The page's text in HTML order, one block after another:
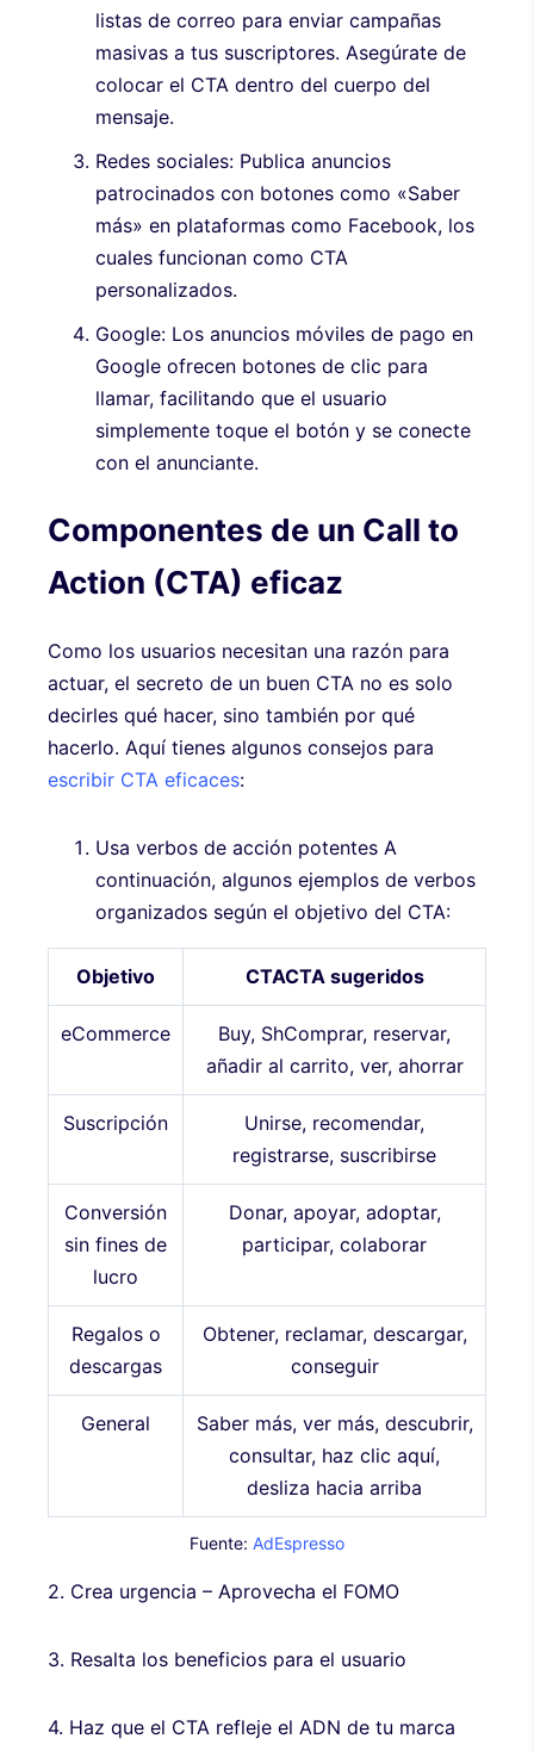
listas de correo para enviar campañas
masivas a tus suscriptores. Asegúrate de
colocar el CTA dentro del cuerpo del
mensaje.
Redes sociales: Publica anuncios
patrocinados con botones como «Saber
más» en plataformas como Facebook, los
cuales funcionan como CTA
personalizados.
Google: Los anuncios móviles de pago en
Google ofrecen botones de clic para
llamar, facilitando que el usuario
simplemente toque el botón y se conecte
con el anunciante.
Componentes de un Call to
Action (CTA) eficaz
Como los usuarios necesitan una razón para
actuar, el secreto de un buen CTA no es solo
decirles qué hacer, sino también por qué
hacerlo. Aquí tienes algunos consejos para
escribir CTA eficaces:
Usa verbos de acción potentes A
continuación, algunos ejemplos de verbos
organizados según el objetivo del CTA:
Objetivo CTACTA sugeridos
eCommerce
Buy, ShComprar, reservar,
añadir al carrito, ver, ahorrar
Suscripción
Unirse, recomendar,
registrarse, suscribirse
Conversión
sin fines de
lucro
Donar, apoyar, adoptar,
participar, colaborar
Regalos o
descargas
Obtener, reclamar, descargar,
conseguir
General
Saber más, ver más, descubrir,
consultar, haz clic aquí,
desliza hacia arriba
Fuente: AdEspresso
2. Crea urgencia – Aprovecha el FOMO
3. Resalta los beneficios para el usuario
4. Haz que el CTA refleje el ADN de tu marca